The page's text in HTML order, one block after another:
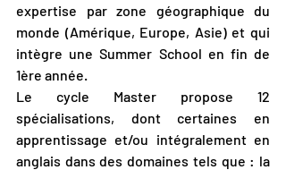
expertise par zone géographique du
monde (Amérique, Europe, Asie) et qui
intègre une Summer School en fin de
1ère année.
Le cycle Master propose 12
spécialisations, dont certaines en
apprentissage et/ou intégralement en
anglais dans des domaines tels que : la